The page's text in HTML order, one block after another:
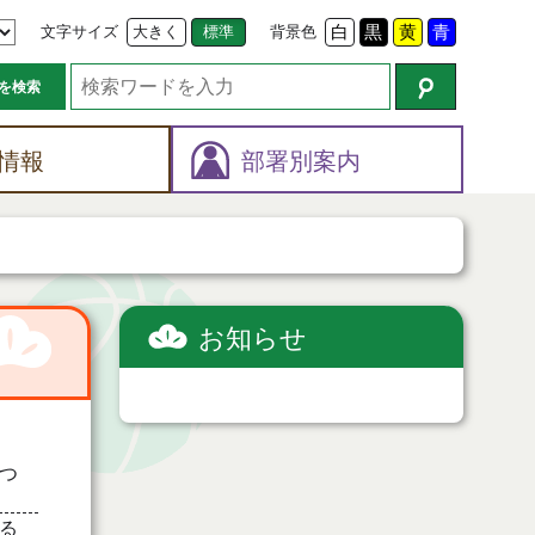
文字サイズ 大きく 標準 背景色 白 黒 黄 青
検索
報 部署別案内
お知らせ